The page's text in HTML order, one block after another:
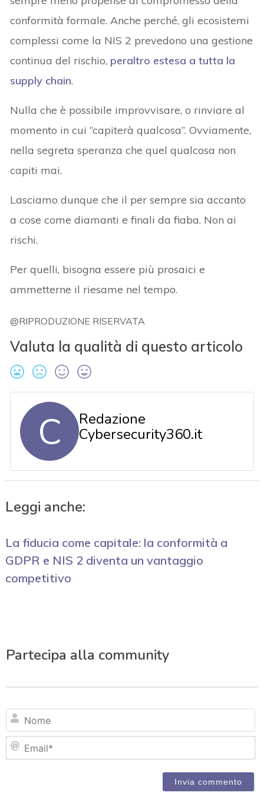
conformità formale. Anche perché, gli ecosistemi
complessi come la NIS 2 prevedono una gestione
continua del rischio, peraltro estesa a tutta la
supply chain.
Nulla che è possibile improvvisare, o rinviare al
momento in cui “capiterà qualcosa”. Ovviamente,
nella segreta speranza che quel qualcosa non
capiti mai.
Lasciamo dunque che il per sempre sia accanto
a cose come diamanti e finali da fiaba. Non ai
rischi.
Per quelli, bisogna essere più prosaici e
ammetterne il riesame nel tempo.
@RIPRODUZIONE RISERVATA
Valuta la qualità di questo articolo
C
Redazione
Cybersecurity360.it
Leggi anche:
La fiducia come capitale: la conformità a
GDPR e NIS 2 diventa un vantaggio
competitivo
Partecipa alla community